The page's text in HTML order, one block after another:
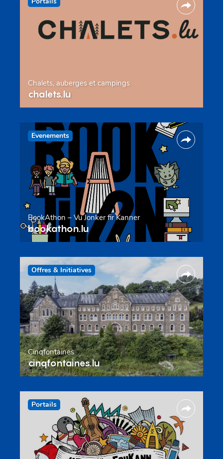
Chalets, auberges et campings
chalets.lu
Evenements
BookAthon – Vu Jonker fir Kanner
bookathon.lu
Offres & Initiatives
Cinqfontaines
cinqfontaines.lu
Portails